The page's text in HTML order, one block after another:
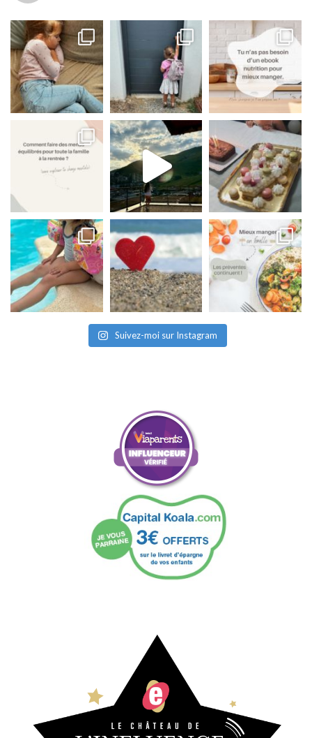
Suivez-moi sur Instagram